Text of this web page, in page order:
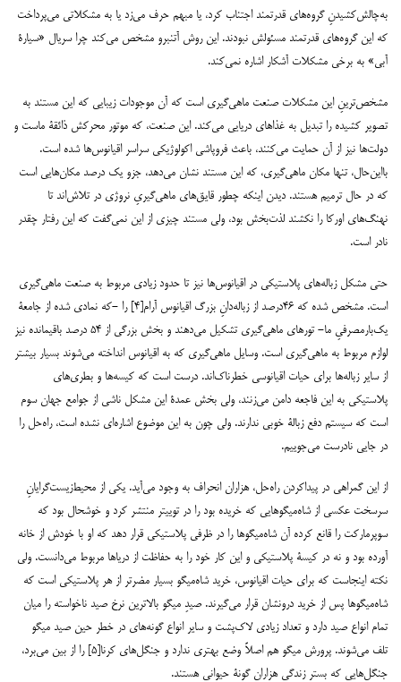
به‌‌‌چالش‌‌‌کشیدنِ گروه‌‌‌های قدرتمند اجتناب کرد، یا مبهم حرف می‌‌‌زد یا به مشکلاتی می‌‌‌پرداخت
که این گروه‌‌‌های قدرتمند مسئولش نبودند. این روش آتنبرو مشخص می‌‌‌کند چرا سریال «سیارۀ
آبی» به برخی مشکلات آشکار اشاره نمی‌‌‌کند.
مشخص‌‌‌ترینِ این مشکلات صنعت ماهی‌‌‌گیری است که آن موجودات زیبایی که این مستند به
تصویر کشیده را تبدیل به غذاهای دریایی می‌‌‌کند. این صنعت، که موتور محرکش ذائقۀ ماست و
دولت‌‌‌ها نیز از آن حمایت می‌‌‌کنند، باعث فروپاشی اکولوژیکی سراسر اقیانوس‌‌‌ها شده است.
با‌‌‌این‌‌‌حال، تنها مکان ماهی‌‌‌گیری، که این مستند نشان می‌‌‌دهد، جزو یک درصد مکان‌‌‌هایی است
که در حال ترمیم هستند. دیدن اینکه چطور قایق‌‌‌های ماهی‌‌‌گیریِ نروژی در تلاش‌‌‌اند تا
نهنگ‌‌‌های اورکا را نکشند لذت‌‌‌بخش بود، ولی مستند چیزی از این نمی‌‌‌گفت که این رفتار چقدر
نادر است.
حتی مشکل زباله‌‌‌های پلاستیکی در اقیانوس‌‌‌ها نیز تا ‌‌‌حدود ‌‌‌زیادی مربوط به صنعت ماهی‌‌‌گیری
است. مشخص شده که ۴۶درصد از زباله‌‌‌دانِ بزرگ اقیانوس آرام[۴] را -که نمادی شده از جامعۀ
یک‌‌‌بار‌‌‌مصرفیِ ما- تورهای ماهی‌‌‌گیری تشکیل می‌‌‌دهند و بخش بزرگی از ۵۴ درصد باقیمانده نیز
لوازم مربوط به ماهی‌‌‌گیری است. وسایل ماهی‌‌‌گیری که به اقیانوس انداخته می‌‌‌شوند بسیار بیشتر
از سایر زباله‌‌‌ها برای حیات اقیانوسی خطرناک‌‌‌اند. درست است که کیسه‌‌‌ها و بطری‌‌‌های
پلاستیکی به این فاجعه دامن می‌‌‌زنند، ولی بخش عمدۀ این مشکل ناشی از جوامع جهان سوم
است که سیستم دفع زبالۀ خوبی ندارند. ولی چون به این موضوع اشاره‌‌‌ای نشده است، راه‌‌‌حل را
در جایی نادرست می‌‌‌جوییم.
از این گمراهی در پیداکردن راه‌‌‌حل، هزاران انحراف به وجود می‌‌‌آید. یکی از محیط‌‌‌زیست‌‌‌گرایانِ
سرسخت عکسی از شاه‌‌‌میگوهایی که خریده بود را در توییتر منتشر کرد و خوشحال بود که
سوپرمارکت را قانع کرده آن شاه‌‌‌میگوها را در ظرفی پلاستیکی قرار دهد که او با خودش از خانه
آورده بود و نه در کیسۀ پلاستیکی و این کار خود را به حفاظت از دریاها مربوط می‌‌‌دانست. ولی
نکته اینجاست که برای حیات اقیانوس، خرید شاه‌‌‌میگو بسیار مضرتر از هر پلاستیکی است که
شاه‌‌‌میگوها پس از خرید درونشان قرار می‌‌‌گیرند. صیدِ میگو بالاترین نرخ صید ناخواسته را میان
تمام انواع صید دارد و تعداد زیادی لاک‌‌‌پشت و سایر انواع گونه‌‌‌های در خطر حین صید میگو
تلف می‌‌‌شوند. پرورش میگو هم اصلاً وضع بهتری ندارد و جنگل‌‌‌های کرنا[۵] را از بین می‌‌‌برد،
جنگل‌‌‌هایی که بستر زندگی هزاران گونۀ حیوانی هستند.